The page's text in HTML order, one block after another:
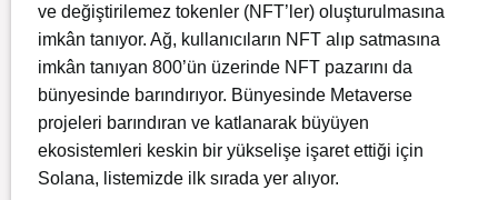
ve değiştirilemez tokenler (NFT’ler) oluşturulmasına
imkân tanıyor. Ağ, kullanıcıların NFT alıp satmasına
imkân tanıyan 800’ün üzerinde NFT pazarını da
bünyesinde barındırıyor. Bünyesinde Metaverse
projeleri barındıran ve katlanarak büyüyen
ekosistemleri keskin bir yükselişe işaret ettiği için
Solana, listemizde ilk sırada yer alıyor.